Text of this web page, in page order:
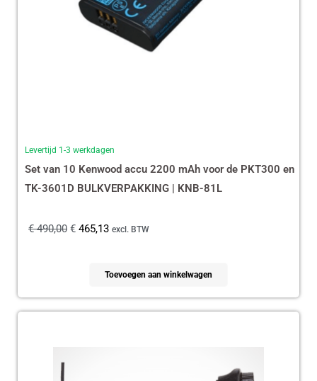
Levertijd 1-3 werkdagen
Set van 10 Kenwood accu 2200 mAh voor de PKT300 en
TK-3601D BULKVERPAKKING | KNB-81L
€490,00 € 465,13 excl. BTW
Toevoegen aan winkelwagen